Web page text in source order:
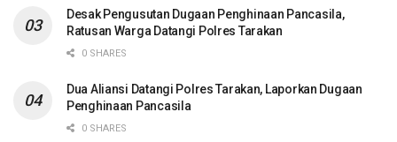
Desak Pengusutan Dugaan Penghinaan Pancasila,
Ratusan Warga Datangi Polres Tarakan
0 SHARES
Dua Aliansi Datangi Polres Tarakan, Laporkan Dugaan
Penghinaan Pancasila
0 SHARES